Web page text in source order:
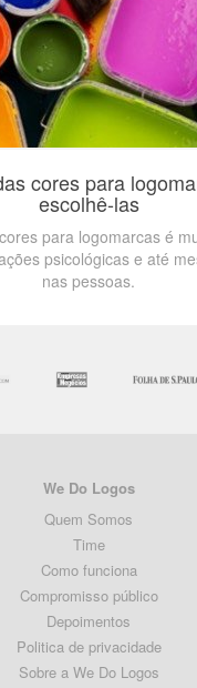
cores para
escolhê-las
para logomarcas é
psicológicas e até
nas pessoas.
We Do Logos
Quem Somos
Time
Como funciona
Compromisso público
Depoimentos
Politica de privacidade
Sobre a We Do Logos